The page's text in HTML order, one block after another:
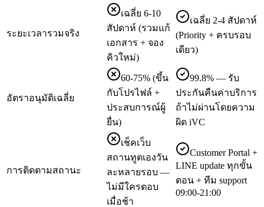
ระยะเวลารวมจริง
เฉลี่ย 6-10
สัปดาห์ (รวมแก้
เอกสาร + จอง
คิวใหม่)
เฉลี่ย 2-4 สัปดาห์
(Priority + ครบรอบ
เดียว)
อัตราอนุมัติเฉลี่ย
60-75% (ขึ้น
กับโปรไฟล์ +
ประสบการณ์ผู้
ยื่น)
99.8% — รับ
ประกันคืนค่าบริการ
ถ้าไม่ผ่านโดยความ
ผิด iVC
การติดตามสถานะ
เช็คเว็บ
สถานทูตเองวัน
ละหลายรอบ —
ไม่มีใครตอบ
เมื่อช้า
Customer Portal +
LINE update ทุกขั้น
ตอน + ทีม support
09:00-21:00